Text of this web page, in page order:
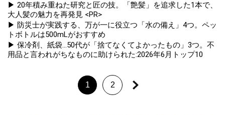
▶ 20年積み重ねた研究と匠の技。「艶髪」を追求した1本で、
大人髪の魅力を再発見 <PR>
▶ 防災士が実践する、万が一に役立つ「水の備え」4つ。ペッ
トボトルは500mLがおすすめ
▶ 保冷剤、紙袋...50代が「捨てなくてよかったもの」3つ。不
用品と言われがちなものに助けられた:2026年6月トップ10
1 2